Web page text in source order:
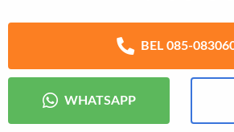
BEL 085-
WHATSAPP